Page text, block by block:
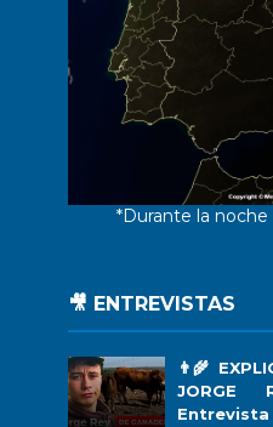
*Durante la
🎥 ENTREVISTAS
JORGE
Entrevista